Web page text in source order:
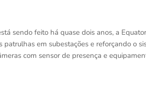
sendo feito há quase dois anos, a
em subestações e reforçando o
com sensor de presença e